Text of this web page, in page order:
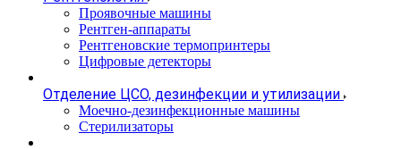
Проявочные машины
Рентген-аппараты
Рентгеновские термопринтеры
Цифровые детекторы
Отделение ЦСО, дезинфекции и утилизации
Моечно-дезинфекционные машины
Стерилизаторы